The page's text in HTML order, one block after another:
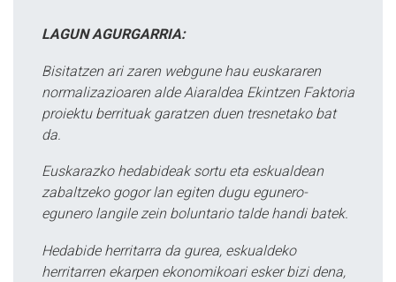
LAGUN AGURGARRIA:
Bisitatzen ari zaren webgune hau euskararen
normalizazioaren alde Aiaraldea Ekintzen Faktoria
proiektu berrituak garatzen duen tresnetako bat
da.
Euskarazko hedabideak sortu eta eskualdean
zabaltzeko gogor lan egiten dugu egunero-
egunero langile zein boluntario talde handi batek.
Hedabide herritarra da gurea, eskualdeko
herritarren ekarpen ekonomikoari esker bizi dena,